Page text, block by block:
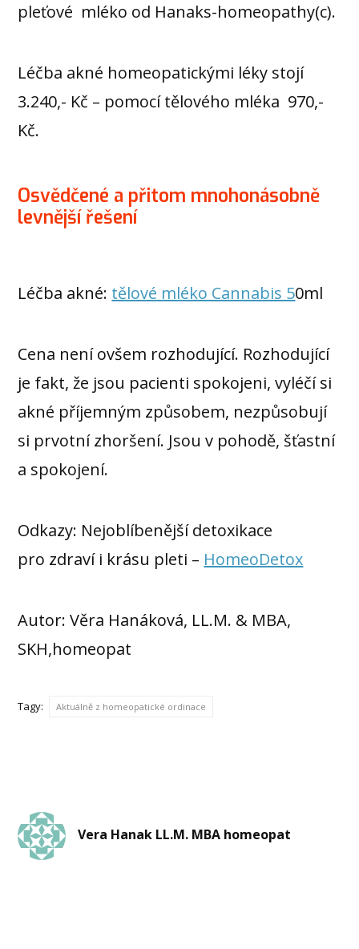
pleťové mléko od Hanaks-homeopathy(c).
Léčba akné homeopatickými léky stojí
3.240,- Kč – pomocí tělového mléka 970,-
Kč.
Osvědčené a přitom mnohonásobně
levnější řešení
Léčba akné: tělové mléko Cannabis 50ml
Cena není ovšem rozhodující. Rozhodující
je fakt, že jsou pacienti spokojeni, vyléčí si
akné příjemným způsobem, nezpůsobují
si prvotní zhoršení. Jsou v pohodě, šťastní
a spokojení.
Odkazy: Nejoblíbenější detoxikace
pro zdraví i krásu pleti – HomeoDetox
Autor: Věra Hanáková, LL.M. & MBA,
SKH,homeopat
Tagy: Aktuálně z homeopatické ordinace
Vera Hanak LL.M. MBA homeopat